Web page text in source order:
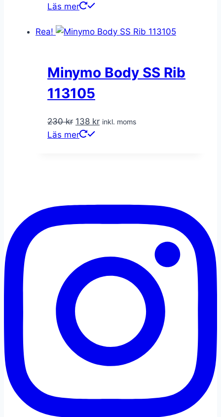
ursprungliga
var:
är:
Läs mer
Rea!
Minymo Body SS Rib
113105
230kr Det
ursprungliga
138 krDet
inkl. moms
Läs mer